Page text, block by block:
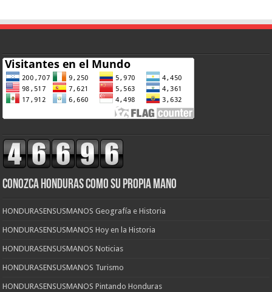
CONOZCA HONDURAS COMO SU PROPIA MANO
HONDURASENSUSMANOS Geografía e Historia
HONDURASENSUSMANOS Hoy en la Historia
HONDURASENSUSMANOS Noticias
HONDURASENSUSMANOS Turismo
HONDURASENSUSMANOS Pintando Honduras